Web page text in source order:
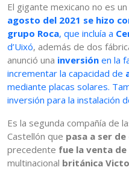
El gigante mexicano no es
agosto del 2021 se hizo
grupo Roca, que incluía a
d’Uixó, además de dos
anunció una inversión en la
incrementar la capacidad de
mediante placas solares.
inversión para la instalación
Es la segunda compañía de
Castellón que pasa a ser
precedente fue la venta de
multinacional británica